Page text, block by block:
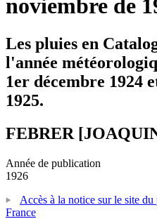
noviembre de
Les pluies en
l'année
1er décembre 1924
1925.
FEBRER
Année de publication
1926
Accès à la notice sur le site
France